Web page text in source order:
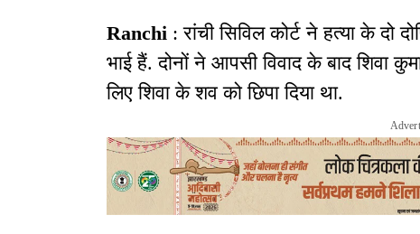
Ranchi : रांची सिविल कोर्ट ने हत्या के दो
भाई हैं. दोनों ने आपसी विवाद के बाद शिवा
लिए शिवा के शव को छिपा दिया था.